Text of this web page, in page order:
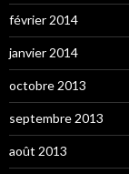
février 2014
janvier 2014
octobre 2013
septembre 2013
août 2013